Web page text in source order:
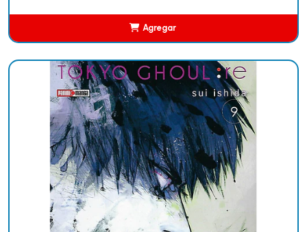
Agregar